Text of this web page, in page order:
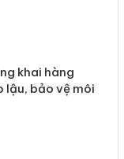
khai hàng
lậu, bảo vệ môi